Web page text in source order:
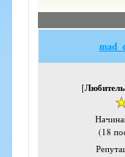
[
(18